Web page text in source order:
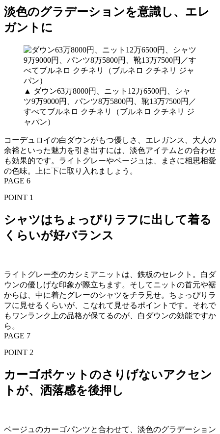
淡色のグラデーションを意識し、エレ
ガントに
▲ ダウン63万8000円、ニット12万6500円、シャ
ツ9万9000円、パンツ8万5800円、靴13万7500円／
すべてブルネロ クチネリ（ブルネロ クチネリ ジ
ャパン）
コーデュロイの白ダウンがもつ優しさ、エレガンス、大人の
余裕といった魅力を引き出すには、淡色アイテムとの合わせ
も効果的です。ライトグレーやベージュは、まさに相思相愛
の色味。上に下に取り入れましょう。
PAGE 6
POINT 1
シャツはちょっぴりラフに出して着る
くらいが好バランス
ライトグレー杢のカシミアニットは、鉄板のセレクト。白ダ
ウンの優しげな印象が際立ちます。そしてニットの首元や裾
からは、中に着たグレーのシャツをチラ見せ。ちょっぴりラ
フに見せるくらいが、こなれて見せるポイントです。それで
もワンランク上の品格が保てるのが、白ダウンの効能ですか
ら。
PAGE 7
POINT 2
カーゴポケットのさりげないアクセン
トが、洒落感を後押し
ベージュのカーゴパンツと合わせて、淡色のグラデーション